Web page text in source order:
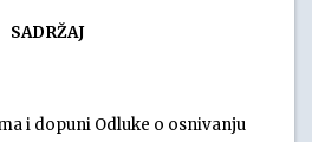
SADRŽAJ
i dopuni Odluke o osnivanju